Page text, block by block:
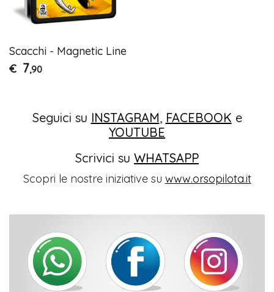
Scacchi - Magnetic Line
€ 7,90
Seguici su INSTAGRAM, FACEBOOK e
YOUTUBE
Scrivici su WHATSAPP
Scopri le nostre iniziative su www.orsopilota.it